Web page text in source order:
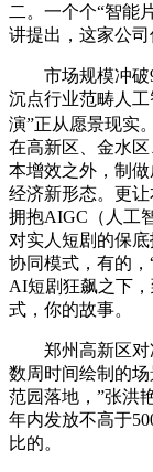
二。一个个“智能
讲提出，这家公司
市场规模冲破
沉点行业范畴人
演”正从愿景现实
在高新区、金水
本增效之外，制
经济新形态。更
拥抱AIGC（人工
对实人短剧的保
协同模式，有的
AI短剧狂飙之下
式，你的故事。
郑州高新区对
数周时间绘制的
范园落地，”张洪
年内发放不高于
比的。